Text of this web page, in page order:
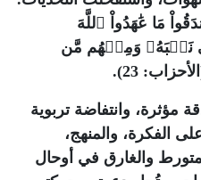
مَا عَٰهَدُواْ ٱللَّهَ
وَمِنۡهُم مَّن
23).
مؤثرة، وانتفاضة تربوية
الفكرة، والمنهج،
والغارق في أوحال